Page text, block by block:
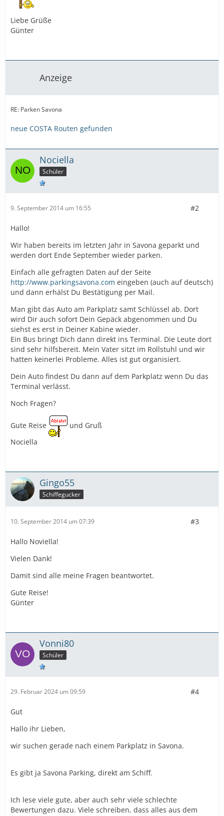
Liebe Grüße
Günter
Anzeige
RE: Parken Savona
neue COSTA Routen gefunden
Nociella
Schüler
9. September 2014 um 16:55 #2
Hallo!
Wir haben bereits im letzten Jahr in Savona geparkt und
werden dort Ende September wieder parken.
Einfach alle gefragten Daten auf der Seite
http://www.parkingsavona.com eingeben (auch auf deutsch)
und dann erhälst Du Bestätigung per Mail.
Man gibt das Auto am Parkplatz samt Schlüssel ab. Dort
wird Dir auch sofort Dein Gepäck abgenommen und Du
siehst es erst in Deiner Kabine wieder.
Ein Bus bringt Dich dann direkt ins Terminal. Die Leute dort
sind sehr hilfsbereit. Mein Vater sitzt im Rollstuhl und wir
hatten keinerlei Probleme. Alles ist gut organisiert.
Dein Auto findest Du dann auf dem Parkplatz wenn Du das
Terminal verlässt.
Noch Fragen?
Gute Reise
und Gruß
Nociella
Gingo55
Schiffegucker
10. September 2014 um 07:39 #3
Hallo Noviella!
Vielen Dank!
Damit sind alle meine Fragen beantwortet.
Gute Reise!
Günter
Vonni80
Schüler
29. Februar 2024 um 09:59 #4
Gut
Hallo ihr Lieben,
wir suchen gerade nach einem Parkplatz in Savona.
Es gibt ja Savona Parking, direkt am Schiff.
Ich lese viele gute, aber auch sehr viele schlechte
Bewertungen dazu. Viele schreiben, dass alles aus dem